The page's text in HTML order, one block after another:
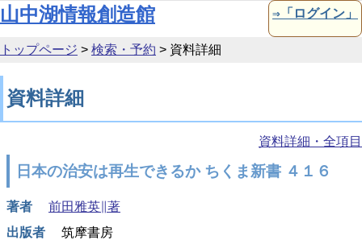
本文へ移動
山中湖情報創造館 ⇒「ログイン」
トップページ > 検索・予約 > 資料詳細
資料詳細
資料詳細・全項目
日本の治安は再生できるか ちくま新書 ４１６
著者
前田雅英∥著
出版者
筑摩書房